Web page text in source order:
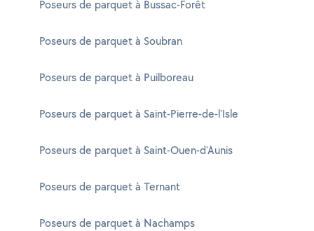
Poseurs de parquet à Bussac-Forêt
Poseurs de parquet à Soubran
Poseurs de parquet à Puilboreau
Poseurs de parquet à Saint-Pierre-de-l'Isle
Poseurs de parquet à Saint-Ouen-d'Aunis
Poseurs de parquet à Ternant
Poseurs de parquet à Nachamps